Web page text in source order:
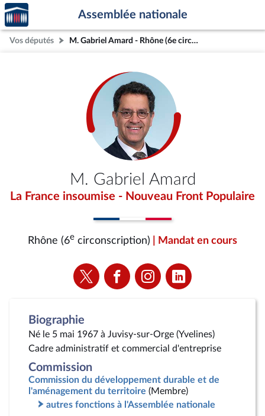
Aller au contenu
Aller en bas de la page
Accèder
à la
page
d'accueil
Assemblée nationale
Vos députés M. Gabriel Amard - Rhône (6e circonscription)
M. Gabriel Amard
La France insoumise - Nouveau Front Populaire
Rhône (6e circonscription) | Mandat en cours
Voir
la
Voir
la
Voir
la
Voir
la
Biographie
Né le 5 mai 1967 à Juvisy-sur-Orge (Yvelines)
Cadre administratif et commercial d'entreprise
Commission
Commission du développement durable et de
l'aménagement du territoire (Membre)
autres fonctions à l'Assemblée nationale